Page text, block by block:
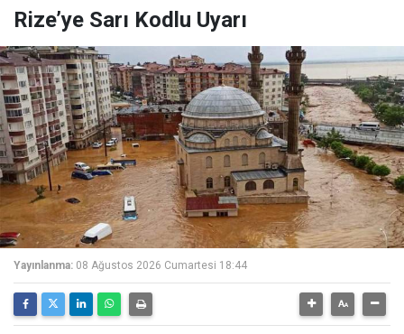
Rize’ye Sarı Kodlu Uyarı
Yayınlanma: 08 Ağustos 2026 Cumartesi 18:44